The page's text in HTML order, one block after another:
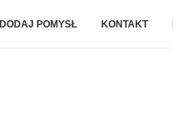
DODAJ POMYSŁ KONTAKT